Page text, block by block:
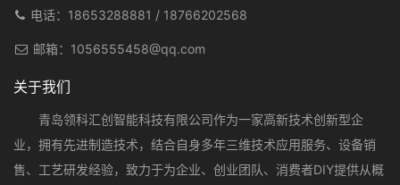
电话： 18653288881 / 18766202568
邮箱： 1056555458@qq.com
关于我们
青岛领科汇创智能科技有限公司作为一家高新技术创新型企
业，拥有先进制造技术，结合自身多年三维技术应用服务、设备销
售、工艺研发经验，致力于为企业、创业团队、消费者DIY提供从概